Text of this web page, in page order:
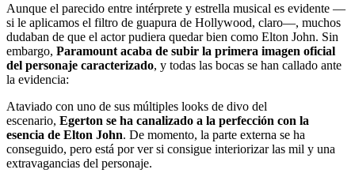
Aunque el parecido entre intérprete y estrella musical es evidente —
si le aplicamos el filtro de guapura de Hollywood, claro—, muchos
dudaban de que el actor pudiera quedar bien como Elton John. Sin
embargo, Paramount acaba de subir la primera imagen oficial
del personaje caracterizado, y todas las bocas se han callado ante
la evidencia:
Ataviado con uno de sus múltiples looks de divo del
escenario, Egerton se ha canalizado a la perfección con la
esencia de Elton John. De momento, la parte externa se ha
conseguido, pero está por ver si consigue interiorizar las mil y una
extravagancias del personaje.